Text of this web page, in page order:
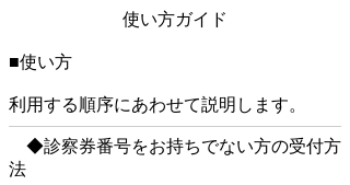
使い方ガイド
■使い方
利用する順序にあわせて説明します。
◆診察券番号をお持ちでない方の受付方
法